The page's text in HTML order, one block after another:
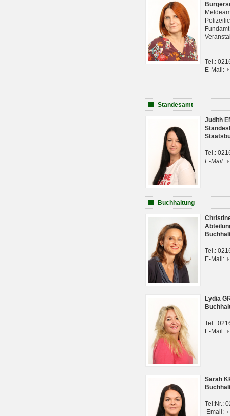
Tel.:
E-Mail:
Standesamt
Judith
Tel.:
E-Mail:
Buchhaltung
Tel.:
E-Mail:
Lydia
Tel.:
E-Mail:
Sarah
Tel:Nr.:
Email: